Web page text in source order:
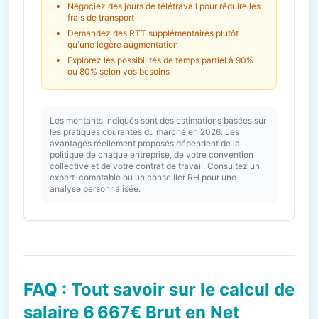
Négociez des jours de télétravail pour réduire les
frais de transport
Demandez des RTT supplémentaires plutôt
qu'une légère augmentation
Explorez les possibilités de temps partiel à 90%
ou 80% selon vos besoins
Les montants indiqués sont des estimations basées sur
les pratiques courantes du marché en 2026. Les
avantages réellement proposés dépendent de la
politique de chaque entreprise, de votre convention
collective et de votre contrat de travail. Consultez un
expert-comptable ou un conseiller RH pour une
analyse personnalisée.
FAQ : Tout savoir sur le calcul de
salaire 6 667€ Brut en Net